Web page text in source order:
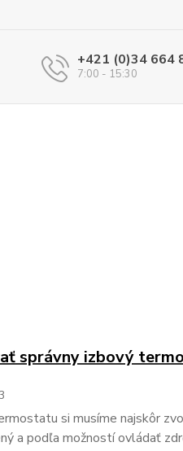
+421 (0)34 664
7:00 - 15:30
správny izbový
si musíme najskôr
a podľa možností ovládať